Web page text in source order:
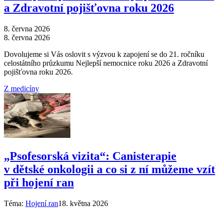
a Zdravotní pojišťovna roku 2026
8. června 2026
8. června 2026
Dovolujeme si Vás oslovit s výzvou k zapojení se do 21. ročníku
celostátního průzkumu Nejlepší nemocnice roku 2026 a Zdravotní
pojišťovna roku 2026.
Z medicíny
„Psofesorská vizita“: Canisterapie
v dětské onkologii a co si z ní můžeme vzít
při hojení ran
Téma: Hojení ran18. května 2026